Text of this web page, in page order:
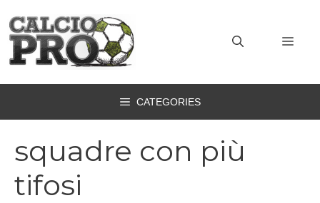
contenuto
CATEGORIES
squadre con più
tifosi